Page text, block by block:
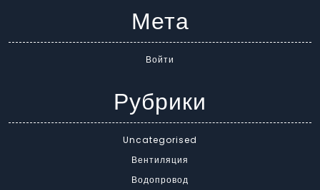
Мета
Войти
Рубрики
Uncategorised
Вентиляция
Водопровод